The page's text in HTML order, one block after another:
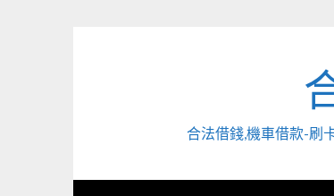
合法借錢,機車借款-刷